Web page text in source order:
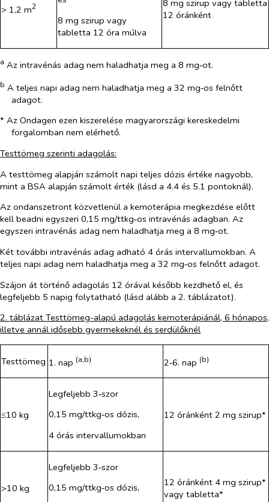
> 1,2 m2
8 mg szirup vagy
tabletta 12 óra múlva
8 mg szirup vagy tabletta
12 óránként
a Az intravénás adag nem haladhatja meg a 8 mg‑ot.
b A teljes napi adag nem haladhatja meg a 32 mg‑os felnőtt
adagot.
* Az Ondagen ezen kiszerelése magyarországi kereskedelmi
forgalomban nem elérhető.
Testtömeg szerinti adagolás:
A testtömeg alapján számolt napi teljes dózis értéke nagyobb,
mint a BSA alapján számolt érték (lásd a 4.4 és 5.1 pontoknál).
Az ondanszetront közvetlenül a kemoterápia megkezdése előtt
kell beadni egyszeri 0,15 mg/ttkg‑os intravénás adagban. Az
egyszeri intravénás adag nem haladhatja meg a 8 mg‑ot.
Két további intravénás adag adható 4 órás intervallumokban. A
teljes napi adag nem haladhatja meg a 32 mg‑os felnőtt adagot.
Szájon át történő adagolás 12 órával később kezdhető el, és
legfeljebb 5 napig folytatható (lásd alább a 2. táblázatot).
2. táblázat Testtömeg-alapú adagolás kemoterápiánál, 6 hónapos,
illetve annál idősebb gyermekeknél és serdülőknél
Testtömeg 1. nap (a,b) 2‑6. nap (b)
≤10 kg
Legfeljebb 3‑szor
0,15 mg/ttkg‑os dózis,
4 órás intervallumokban
12 óránként 2 mg szirup*
>10 kg
Legfeljebb 3‑szor
0,15 mg/ttkg‑os dózis,
12 óránként 4 mg szirup*
vagy tabletta*